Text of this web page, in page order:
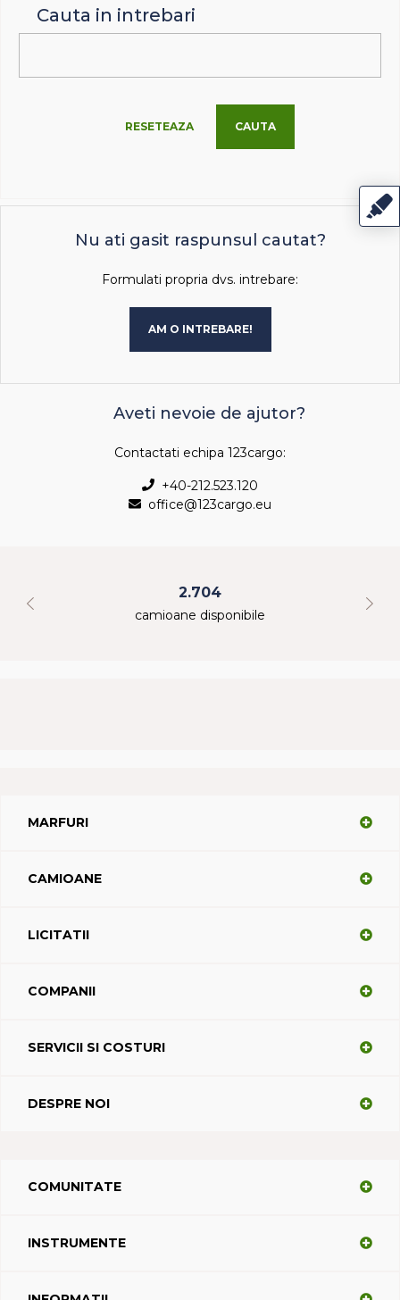
Cauta in intrebari
RESETEAZA CAUTA
Nu ati gasit raspunsul cautat?
Formulati propria dvs. intrebare:
AM O INTREBARE!
Aveti nevoie de ajutor?
Contactati echipa 123cargo:
+40-212.523.120
office@123cargo.eu
2.704
camioane disponibile
MARFURI
CAMIOANE
LICITATII
COMPANII
SERVICII SI COSTURI
DESPRE NOI
COMUNITATE
INSTRUMENTE